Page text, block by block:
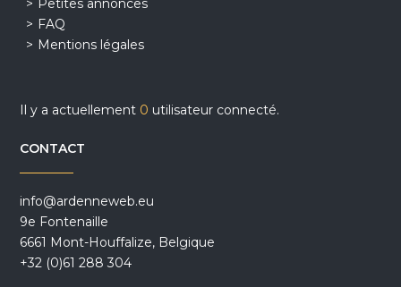
Petites annonces
FAQ
Mentions légales
Il y a actuellement 0 utilisateur connecté.
CONTACT
info@ardenneweb.eu
9e Fontenaille
6661 Mont-Houffalize, Belgique
+32 (0)61 288 304